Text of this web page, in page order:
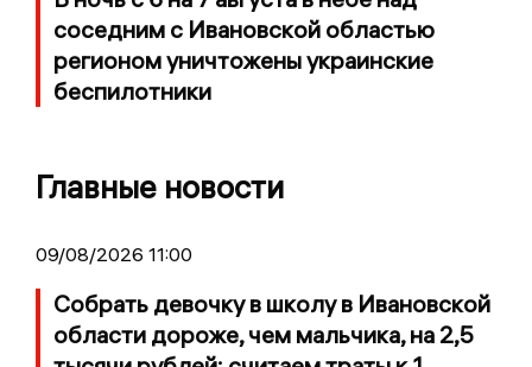
соседним с Ивановской областью
регионом уничтожены украинские
беспилотники
Главные новости
09/08/2026 11:00
Собрать девочку в школу в Ивановской
области дороже, чем мальчика, на 2,5